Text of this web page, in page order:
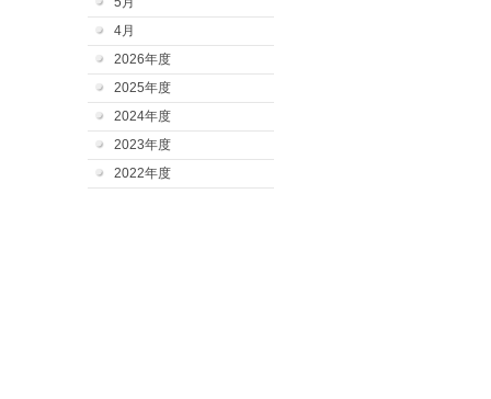
4月
2026年度
2025年度
2024年度
2023年度
2022年度